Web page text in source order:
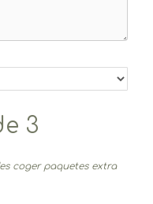
3
coger paquetes extra